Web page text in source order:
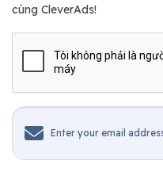
cùng CleverAds!